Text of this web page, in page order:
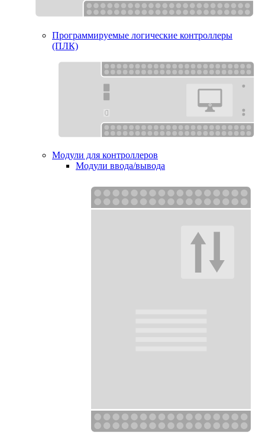
Программируемые логические контроллеры
(ПЛК)
Модули для контроллеров
Модули ввода/вывода